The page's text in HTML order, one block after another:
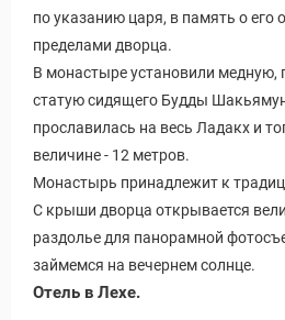
по указанию царя, в память о его
пределами дворца.
В монастыре установили
статую сидящего Будды
прославилась на весь Ладакх и
величине - 12 метров.
Монастырь принадлежит к
С крыши дворца открывается
раздолье для панорамной
займемся на вечернем солнце.
Отель в Лехе.